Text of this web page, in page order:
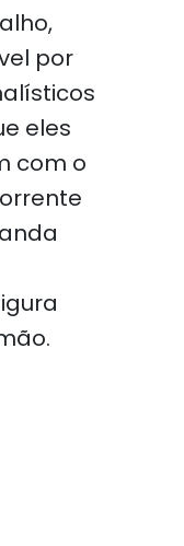
por
eles
com o